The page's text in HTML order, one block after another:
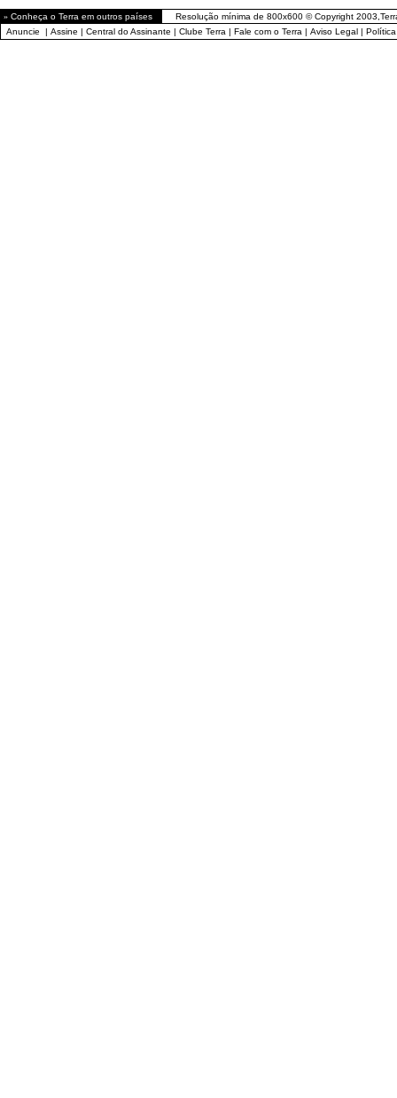
» Conheça o Terra em outros países
Resolução mínima de 800x600 © Copyright
Anuncie | Assine | Central do Assinante | Clube Terra | Fale com o Terra | Aviso Legal |